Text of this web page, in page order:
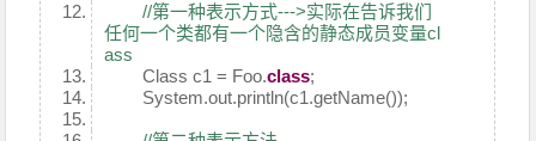
//第一种表示方式--->实际在告诉我们
任何一个类都有一个隐含的静态成员变量cl
ass
Class c1 = Foo.class;
System.out.println(c1.getName());